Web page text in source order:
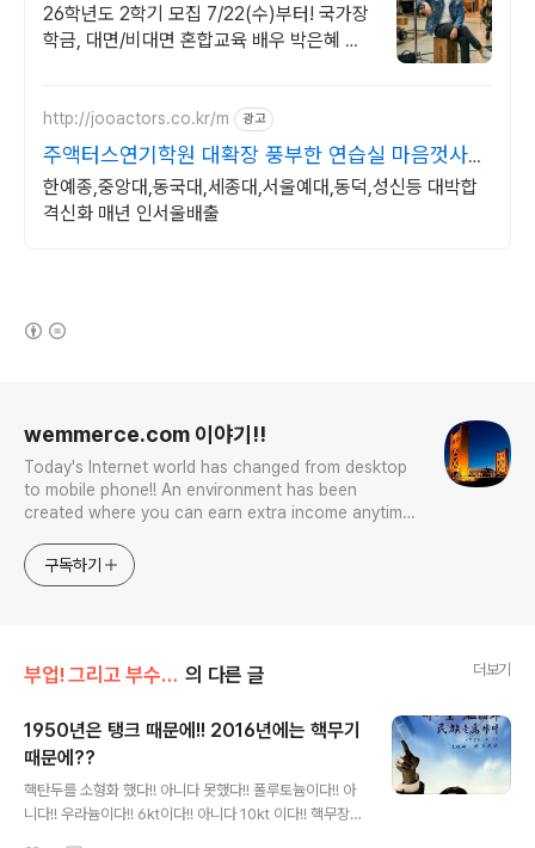
26학년도 2학기 모집 7/22(수)부터! 국가장
학금, 대면/비대면 혼합교육 배우 박은혜 원
http://jooactors.co.kr/m 광고
주액터스연기학원 대확장 풍부한 연습실 마음껏사용
가능
한예종,중앙대,동국대,세종대,서울예대,동덕,성신등 대박합
격신화 매년 인서울배출
wemmerce.com 이야기!!
Today's Internet world has changed from desktop
to mobile phone!! An environment has been
created where you can earn extra income anytime,
competition. Now let’s turn our eyes to the world!
You can enter
구독하기
부업! 그리고 부수입!! 의 다른 글 더보기
1950년은 탱크 때문에!! 2016년에는 핵무기
때문에??
핵탄두를 소형화 했다!! 아니다 못했다!! 폴루토늄이다!! 아
니다!! 우라늄이다!! 6kt이다!! 아니다 10kt 이다!! 핵무장을